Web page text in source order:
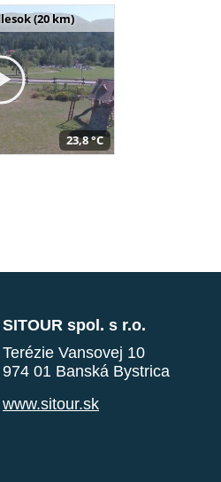
(20 km)
23,8 °C
SITOUR spol. s r.o.
Terézie Vansovej 10
974 01 Banská Bystrica
www.sitour.sk